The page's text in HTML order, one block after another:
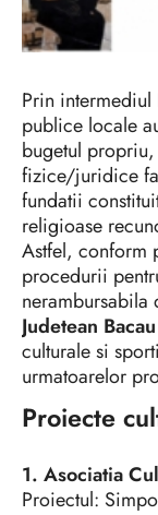
Prin
publice locale
bugetul
fizice/juridice
fundatii
religioase
Astfel, conform
procedurii
Judetean Bacau
culturale si
urmatoarelor
Proiecte
1. Asociatia
Proiectul: